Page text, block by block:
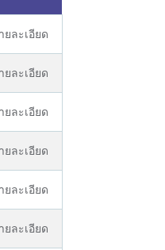
ยละเอียด
ยละเอียด
ยละเอียด
ยละเอียด
ยละเอียด
ยละเอียด